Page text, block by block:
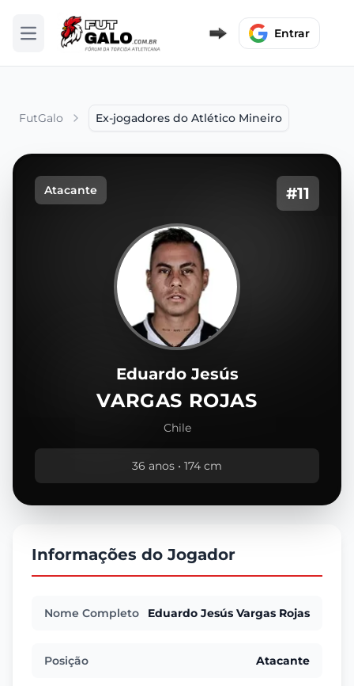
Abrir menu Entrar
FutGalo Ex-jogadores do Atlético Mineiro
Atacante #11
Eduardo Jesús
VARGAS ROJAS
Chile
36 anos • 174 cm
Informações do Jogador
Nome Completo Eduardo Jesús Vargas Rojas
Posição Atacante